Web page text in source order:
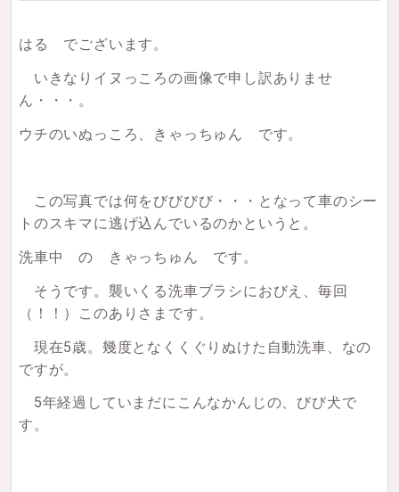
はる でございます。
いきなりイヌっころの画像で申し訳ありませ
ん・・・。
ウチのいぬっころ、きゃっちゅん です。
この写真では何をびびびび・・・となって車のシー
トのスキマに逃げ込んでいるのかというと。
洗車中 の きゃっちゅん です。
そうです。襲いくる洗車ブラシにおびえ、毎回
（！！）このありさまです。
現在5歳。幾度となくくぐりぬけた自動洗車、なの
ですが。
5年経過していまだにこんなかんじの、びび犬で
す。